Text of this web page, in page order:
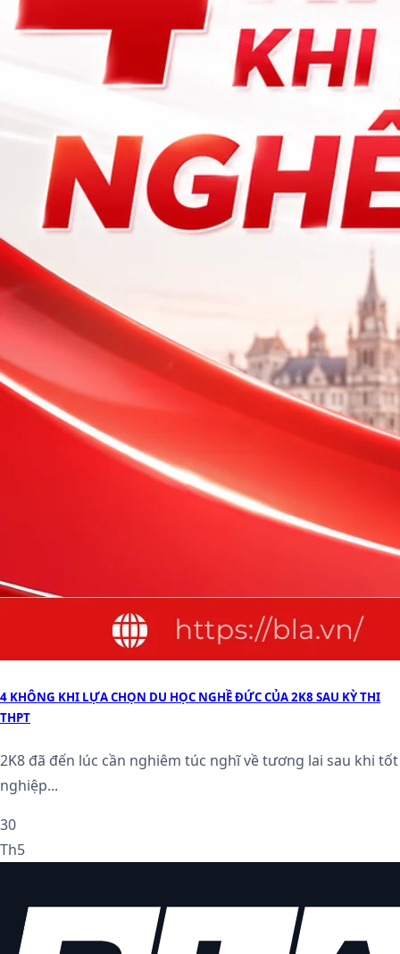
4 KHÔNG KHI LỰA CHỌN DU HỌC NGHỀ ĐỨC CỦA 2K8 SAU KỲ THI
THPT
2K8 đã đến lúc cần nghiêm túc nghĩ về tương lai sau khi tốt
nghiệp...
30
Th5